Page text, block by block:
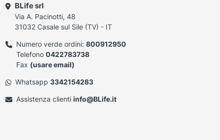
BLife srl
Via A. Pacinotti, 48
31032 Casale sul Sile (TV) - IT
Numero verde ordini: 800912950
Telefono 0422783738
Fax (usare email)
Whatsapp 3342154283
Assistenza clienti info@BLife.it